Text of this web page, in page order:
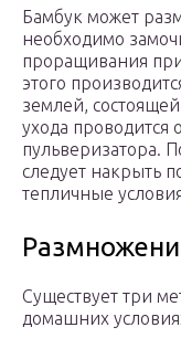
Бамбук может
необходимо
проращивания
этого
землей,
ухода проводится
пульверизатора.
следует накрыть
тепличные
Существует три
домашних